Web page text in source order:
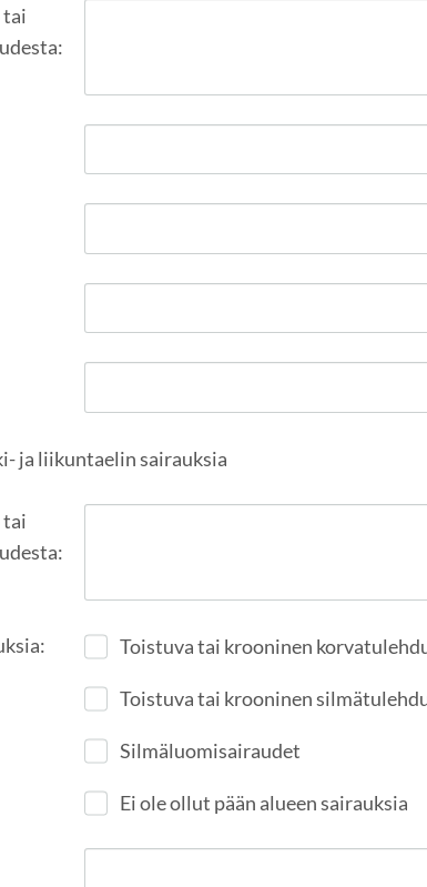
tai
ja liikuntaelin sairauksia
tai
Toistuva tai krooninen
Toistuva tai krooninen
Silmäluomisairaudet
Ei ole ollut pään alueen sairauksia